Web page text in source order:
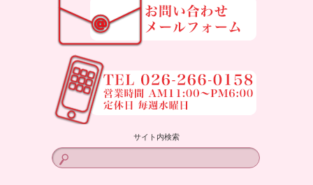
サイト内検索